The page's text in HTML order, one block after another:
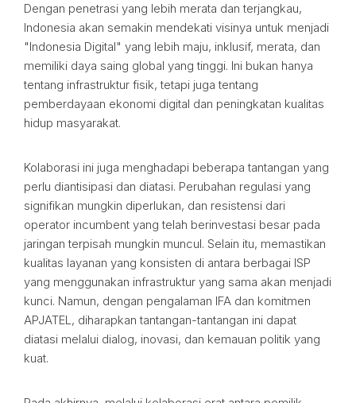
Dengan penetrasi yang lebih merata dan terjangkau,
Indonesia akan semakin mendekati visinya untuk menjadi
"Indonesia Digital" yang lebih maju, inklusif, merata, dan
memiliki daya saing global yang tinggi. Ini bukan hanya
tentang infrastruktur fisik, tetapi juga tentang
pemberdayaan ekonomi digital dan peningkatan kualitas
hidup masyarakat.
Kolaborasi ini juga menghadapi beberapa tantangan yang
perlu diantisipasi dan diatasi. Perubahan regulasi yang
signifikan mungkin diperlukan, dan resistensi dari
operator incumbent yang telah berinvestasi besar pada
jaringan terpisah mungkin muncul. Selain itu, memastikan
kualitas layanan yang konsisten di antara berbagai ISP
yang menggunakan infrastruktur yang sama akan menjadi
kunci. Namun, dengan pengalaman IFA dan komitmen
APJATEL, diharapkan tantangan-tantangan ini dapat
diatasi melalui dialog, inovasi, dan kemauan politik yang
kuat.